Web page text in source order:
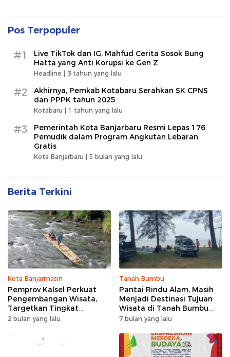
Pos Terpopuler
#1
Live TikTok dan IG, Mahfud Cerita Sosok Bung
Hatta yang Anti Korupsi ke Gen Z
Headline | 3 tahun yang lalu
#2
Akhirnya, Pemkab Kotabaru Serahkan SK CPNS
dan PPPK tahun 2025
Kotabaru | 1 tahun yang lalu
#3
Pemerintah Kota Banjarbaru Resmi Lepas 176
Pemudik dalam Program Angkutan Lebaran
Gratis
Kota Banjarbaru | 5 bulan yang lalu
Berita Terkini
Kota Banjarmasin
Pemprov Kalsel Perkuat
Pengembangan Wisata,
Targetkan Tingkat
Kunjungan Naik 5 Persen di
2 bulan yang lalu
Tanah Bumbu
Pantai Rindu Alam, Masih
Menjadi Destinasi Tujuan
Wisata di Tanah Bumbu
dengan Rindangnya Pohon
7 bulan yang lalu